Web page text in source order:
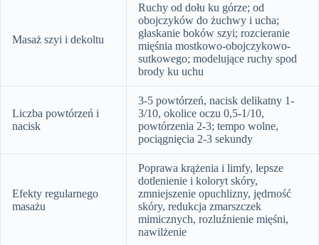
Masaż szyi i dekoltu
Ruchy od dołu ku górze; od
obojczyków do żuchwy i ucha;
głaskanie boków szyi; rozcieranie
mięśnia mostkowo-obojczykowo-
sutkowego; modelujące ruchy spod
brody ku uchu
Liczba powtórzeń i
nacisk
3-5 powtórzeń, nacisk delikatny 1-
3/10, okolice oczu 0,5-1/10,
powtórzenia 2-3; tempo wolne,
pociągnięcia 2-3 sekundy
Efekty regularnego
masażu
Poprawa krążenia i limfy, lepsze
dotlenienie i koloryt skóry,
zmniejszenie opuchlizny, jędrność
skóry, redukcja zmarszczek
mimicznych, rozluźnienie mięśni,
nawilżenie